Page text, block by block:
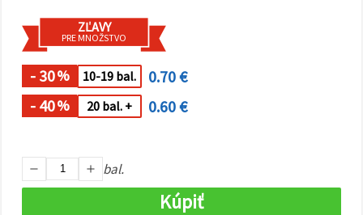
Nastaveniach
výberom
daného
súborov
cookie a
kliknutím
na tlačidlo
všetko
ZĽAVY
PRE MNOŽSTVO
- 30% 10-19 bal.
0.70 €
- 40% 20 bal. + 0.60 €
bal.
Kúpiť